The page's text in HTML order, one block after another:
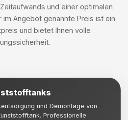
und einer optimalen
im Angebot genannte Preis ist ein
und bietet Ihnen volle
und Demontage von
Professionelle